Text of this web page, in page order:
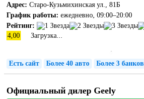
Адрес: Старо-Кузьмихинская ул., 81Б
График работы: ежедневно, 09:00–20:00
Рейтинг:
4,00
Загрузка...
Есть сайт Более 40 авто Более 3 банков
Официальный дилер Geely